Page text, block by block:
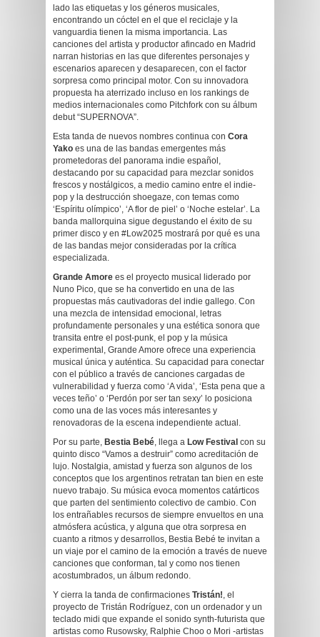
lado las etiquetas y los géneros musicales,
encontrando un cóctel en el que el reciclaje y la
vanguardia tienen la misma importancia. Las
canciones del artista y productor afincado en Madrid
narran historias en las que diferentes personajes y
escenarios aparecen y desaparecen, con el factor
sorpresa como principal motor. Con su innovadora
propuesta ha aterrizado incluso en los rankings de
medios internacionales como Pitchfork con su álbum
debut “SUPERNOVA”.
Esta tanda de nuevos nombres continua con Cora
Yako es una de las bandas emergentes más
prometedoras del panorama indie español,
destacando por su capacidad para mezclar sonidos
frescos y nostálgicos, a medio camino entre el indie-
pop y la destrucción shoegaze, con temas como
‘Espíritu olímpico’, ‘A flor de piel’ o ‘Noche estelar’. La
banda mallorquina sigue degustando el éxito de su
primer disco y en #Low2025 mostrará por qué es una
de las bandas mejor consideradas por la crítica
especializada.
Grande Amore es el proyecto musical liderado por
Nuno Pico, que se ha convertido en una de las
propuestas más cautivadoras del indie gallego. Con
una mezcla de intensidad emocional, letras
profundamente personales y una estética sonora que
transita entre el post-punk, el pop y la música
experimental, Grande Amore ofrece una experiencia
musical única y auténtica. Su capacidad para conectar
con el público a través de canciones cargadas de
vulnerabilidad y fuerza como ‘A vida’, ‘Esta pena que a
veces teño’ o ‘Perdón por ser tan sexy’ lo posiciona
como una de las voces más interesantes y
renovadoras de la escena independiente actual.
Por su parte, Bestia Bebé , llega a Low Festival con su
quinto disco “Vamos a destruir” como acreditación de
lujo. Nostalgia, amistad y fuerza son algunos de los
conceptos que los argentinos retratan tan bien en este
nuevo trabajo. Su música evoca momentos catárticos
que parten del sentimiento colectivo de cambio. Con
los entrañables recursos de siempre envueltos en una
atmósfera acústica, y alguna que otra sorpresa en
cuanto a ritmos y desarrollos, Bestia Bebé te invitan a
un viaje por el camino de la emoción a través de nueve
canciones que conforman, tal y como nos tienen
acostumbrados, un álbum redondo.
Y cierra la tanda de confirmaciones Tristán! , el
proyecto de Tristán Rodríguez, con un ordenador y un
teclado midi que expande el sonido synth-futurista que
artistas como Rusowsky, Ralphie Choo o Mori -artistas